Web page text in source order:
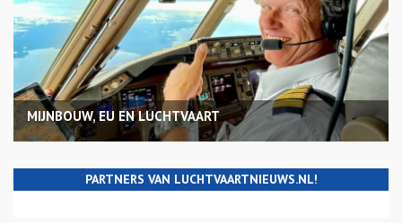
MIJNBOUW, EU EN LUCHTVAART
PARTNERS VAN LUCHTVAARTNIEUWS.NL!